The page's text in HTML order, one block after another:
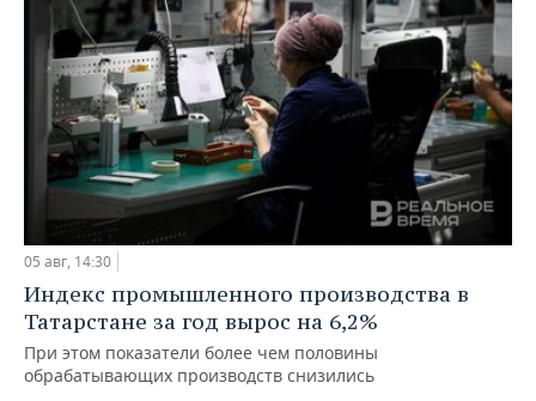
05 авг, 14:30
Индекс промышленного производства в
Татарстане за год вырос на 6,2%
При этом показатели более чем половины
обрабатывающих производств снизились